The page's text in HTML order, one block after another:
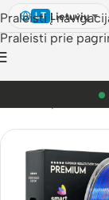
Praleisti į
Praleisti prie
LT Lietuvių
3D